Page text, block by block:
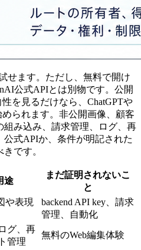
せます。ただし、無料で開け
公式APIとは別物です。公開
を見るだけなら、ChatGPTや
られます。非公開画像、顧客
み込み、請求管理、ログ、再
式APIか、条件が明記された
です。
途
まだ証明されないこ
と
や表現
backend API key、請求
管理、自動化
グ、再
管理
無料のWeb編集体験